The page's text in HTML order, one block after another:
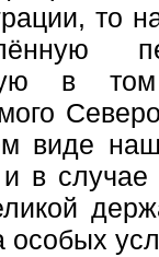
то
в
виде
в случае
особых